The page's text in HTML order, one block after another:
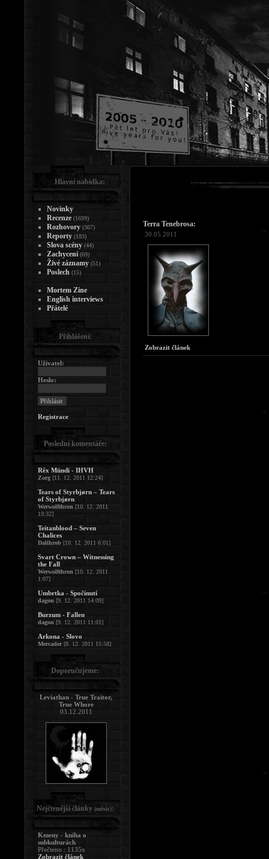
Terra Tenebrosa:
30.05.2011
Zobrazit článek
Hlavní nabídka:
Novinky
Recenze (1699)
Rozhovory (367)
Reporty (183)
Slova scény (44)
Zachycení (69)
Živé záznamy (51)
Poslech (15)
Mortem Zine
English interviews
Přátelé
Přihlášení:
Uživatel:
Heslo:
Registrace
Poslední komentáře:
Rêx Mündi - IHVH
Zorg [11. 12. 2011 12:24]
Tears of Styrbjørn – Tears
of Styrbjørn
Werwolfthron [10. 12. 2011
19:32]
Teitanblood – Seven
Chalices
Dalihrob [10. 12. 2011 6:01]
Svart Crown – Witnessing
the Fall
Werwolfthron [10. 12. 2011
1:07]
Umbrtka - Spočinutí
dagon [9. 12. 2011 14:09]
Burzum - Fallen
dagon [9. 12. 2011 11:01]
Arkona - Slovo
Mercader[8. 12. 2011 15:58]
Doporučujeme:
Leviathan - True Traitor,
True Whore
03.12.2011
Nejčtenější články (měsíc):
Kmeny - kniha o
subkulturách
Přečteno : 1135x
Zobrazit článek